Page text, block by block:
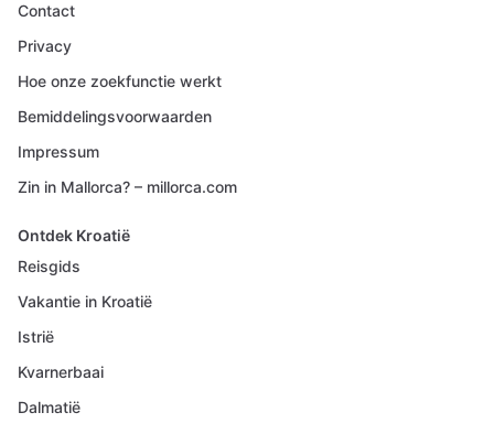
Contact
Privacy
Hoe onze zoekfunctie werkt
Bemiddelingsvoorwaarden
Impressum
Zin in Mallorca? – millorca.com
Ontdek Kroatië
Reisgids
Vakantie in Kroatië
Istrië
Kvarnerbaai
Dalmatië